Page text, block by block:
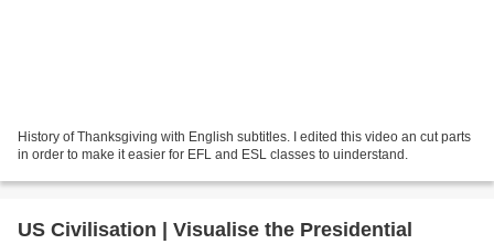
History of Thanksgiving with English subtitles. I edited this video an cut parts
in order to make it easier for EFL and ESL classes to uinderstand.
US Civilisation | Visualise the Presidential